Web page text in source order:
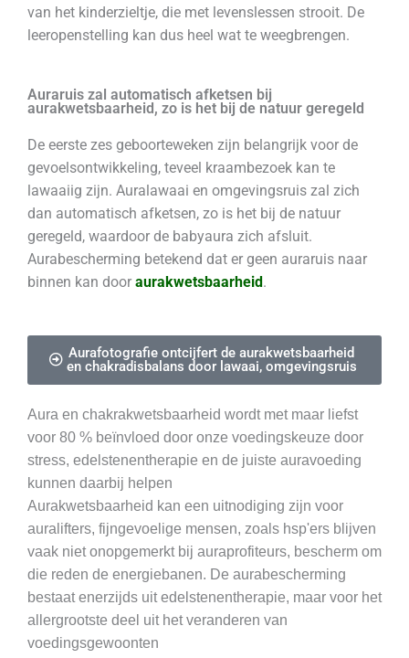
van het kinderzieltje, die met levenslessen strooit. De
leeropenstelling kan dus heel wat te weegbrengen.
Auraruis zal automatisch afketsen bij
aurakwetsbaarheid, zo is het bij de natuur geregeld
De eerste zes geboorteweken zijn belangrijk voor de
gevoelsontwikkeling, teveel kraambezoek kan te
lawaaiig zijn. Auralawaai en omgevingsruis zal zich
dan automatisch afketsen, zo is het bij de natuur
geregeld, waardoor de babyaura zich afsluit.
Aurabescherming betekend dat er geen auraruis naar
binnen kan door aurakwetsbaarheid .
Aurafotografie ontcijfert de aurakwetsbaarheid
en chakradisbalans door lawaai, omgevingsruis
Aura en chakrakwetsbaarheid wordt met maar liefst
voor 80 % beïnvloed door onze voedingskeuze door
stress, edelstenentherapie en de juiste auravoeding
kunnen daarbij helpen
Aurakwetsbaarheid kan een uitnodiging zijn voor
auralifters, fijngevoelige mensen, zoals hsp'ers blijven
vaak niet onopgemerkt bij auraprofiteurs, bescherm om
die reden de energiebanen. De aurabescherming
bestaat enerzijds uit edelstenentherapie, maar voor het
allergrootste deel uit het veranderen van
voedingsgewoonten